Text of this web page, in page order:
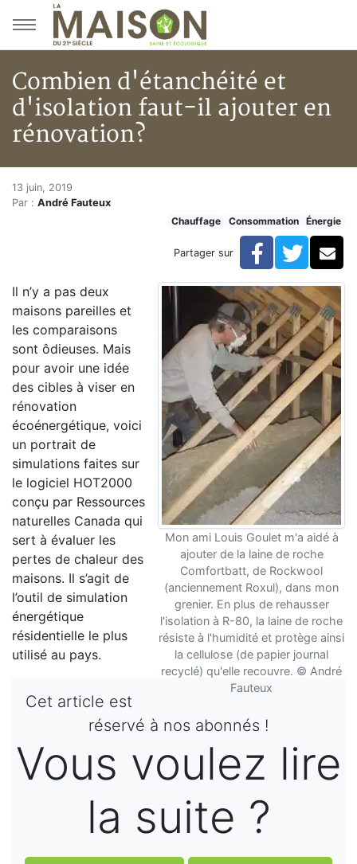
Aller au menu principal
Aller au contenu principal
Combien d'étanchéité et
d'isolation faut-il ajouter en
rénovation?
Accueil
Articles
Combien d'étanchéité et d'isolation faut-il ajouter en
Combien d'étanchéité et
13 juin, 2019
Par : André Fauteux
Chauffage
Consommation Énergie
Partager sur Facebook
Mon ami Louis Goulet m'a aidé à
ajouter de la laine de roche
Comfortbatt, de Rockwool
(anciennement Roxul), dans mon
grenier. En plus de rehausser
l'isolation à R-80, la laine de roche
résiste à l'humidité et protège ainsi
la cellulose (de papier journal
recyclé) qu'elle recouvre. © André
Fauteux
Il n’y a pas deux
maisons pareilles et
les comparaisons
sont ôdieuses. Mais
pour avoir une idée
des cibles à viser en
rénovation
écoénergétique, voici
un portrait de
simulations faites sur
le logiciel HOT2000
conçu par Ressources
naturelles Canada qui
sert à évaluer les
pertes de chaleur des
maisons. Il s’agit de
l’outil de simulation
énergétique
résidentielle le plus
utilisé au pays.
Cet article est
réservé à nos abonnés !
Vous voulez lire
la suite ?